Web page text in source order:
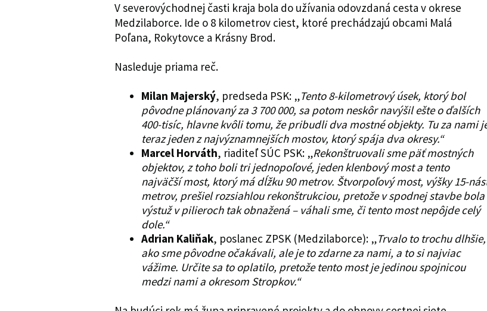
V severovýchodnej časti kraja bola do užívania odovzdaná cesta v okrese
Medzilaborce. Ide o 8 kilometrov ciest, ktoré prechádzajú obcami Malá
Poľana, Rokytovce a Krásny Brod.
Nasleduje priama reč.
Milan Majerský, predseda PSK: „Tento 8-kilometrový úsek, ktorý bol
pôvodne plánovaný za 3 700 000, sa potom neskôr navýšil ešte o ďalších
400-tisíc, hlavne kvôli tomu, že pribudli dva mostné objekty. Tu za nami
teraz jeden z najvýznamnejších mostov, ktorý spája dva okresy.“
Marcel Horváth, riaditeľ SÚC PSK: „Rekonštruovali sme päť mostných
objektov, z toho boli tri jednopoľové, jeden klenbový most a tento
najväčší most, ktorý má dĺžku 90 metrov. Štvorpoľový most, výšky 15-
metrov, prešiel rozsiahlou rekonštrukciou, pretože v spodnej stavbe bola
výstuž v pilieroch tak obnažená – váhali sme, či tento most nepôjde celý
dole.“
Adrian Kaliňak, poslanec ZPSK (Medzilaborce): „Trvalo to trochu dlhšie,
ako sme pôvodne očakávali, ale je to zdarne za nami, a to si najviac
vážime. Určite sa to oplatilo, pretože tento most je jedinou spojnicou
medzi nami a okresom Stropkov.“